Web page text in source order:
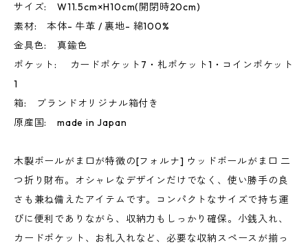
サイズ: W11.5cm×H10cm(開閉時20cm)
素材: 本体- 牛革 / 裏地- 綿100%
金具色: 真鍮色
ポケット: カードポケット7・札ポケット1・コインポケット
1
箱: ブランドオリジナル箱付き
原産国: made in Japan
木製ボールがま口が特徴の[フォルナ] ウッドボールがま口 二
つ折り財布。オシャレなデザインだけでなく、使い勝手の良
さも兼ね備えたアイテムです。コンパクトなサイズで持ち運
びに便利でありながら、収納力もしっかり確保。小銭入れ、
カードポケット、お札入れなど、必要な収納スペースが揃っ